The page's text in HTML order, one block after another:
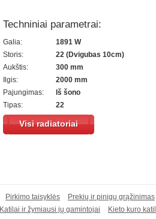
Techniniai parametrai:
Galia:
1891 W
Storis:
22 (Dvigubas 10cm)
Aukštis:
300 mm
Ilgis:
2000 mm
Pajungimas:
Iš šono
Tipas:
22
Visi radiatoriai
Pirkimo taisyklės
Prekių ir pinigų grąžinimas
Katilai ir žymiausi jų gamintojai Kieto kuro